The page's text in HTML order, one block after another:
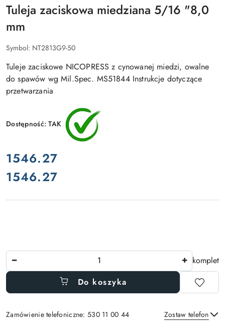
Tuleja zaciskowa miedziana 5/16 "8,0
mm
Symbol: NT2813G9-50
Tuleje zaciskowe NICOPRESS z cynowanej miedzi, owalne
do spawów wg Mil.Spec. MS51844 Instrukcje dotyczące
przetwarzania
Dostępność:TAK
cena:
1546.27
Cena:
1546.27
Ilość
komplet
Do koszyka
Zamówienie telefoniczne: 530 11 00 44 Zostaw telefon